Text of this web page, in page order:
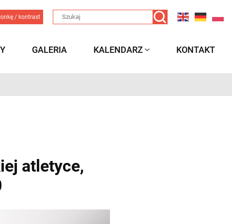
/ kontrast
GALERIA KALENDARZ KONTAKT
atletyce,